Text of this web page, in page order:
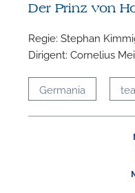
Der Prinz von
Regie: Stephan
Dirigent: Cornelius
Germania